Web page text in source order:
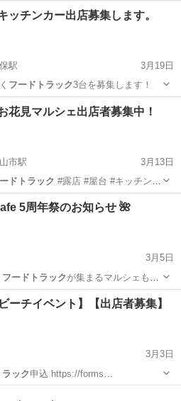
コンサート/ショー
ッチンカー出店募集します。
駅
3月19日
フードトラック3台を募集します！
その他 キッチンカー
花見マルシェ出店者募集中！
市駅
3月13日
ドトラック #露店 #屋台 #キッチンカ
山市駅 その他 キッチンカー
5周年祭のお知らせ 🌺
3月5日
フードトラック が集まるマルシェも開
地域/お祭り マルシェ
ーチイベント】【出店者募集】
3月3日
ック申込 https://forms…